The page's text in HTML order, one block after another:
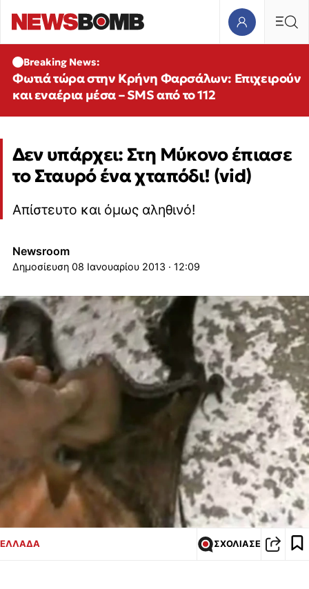
Breaking News:
Φωτιά τώρα στην Κρήνη Φαρσάλων: Επιχειρούν
και εναέρια μέσα – SMS από το 112
Δεν υπάρχει: Στη Μύκονο έπιασε
το Σταυρό ένα χταπόδι! (vid)
Απίστευτο και όμως αληθινό!
Newsroom
08 Ιανουαρίου 2013 · 12:09
ΕΛΛΑΔΑ ΣΧΟΛΙΑΣΕ